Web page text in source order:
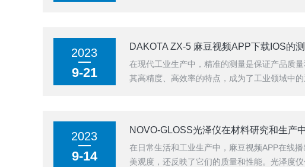
2023
9-21
DAKOTA ZX-5 麻豆视频APP下载IOS的
在现代工业生产中，精准的测量是保证产品质
其高精度、高效率的特点，成为了工业领域中
2023
9-14
NOVO-GLOSS光泽仪在材料研究和生产
在日常生活和工业生产中，麻豆视频APP在线
美观度，还反映了它们的质量和性能。光泽度